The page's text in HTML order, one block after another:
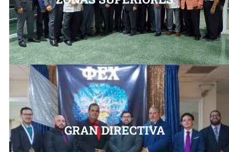
GRAN DIRECTIVA